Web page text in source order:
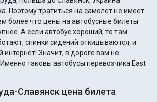
Поэтому тратиться на самолет не имеет
более что цены на автобусные билеты
то там
спинки сидений откидываются, и
интернет! Значит, в дороге вам не
таковы автобусы перевозчика East
Славянск цена билета